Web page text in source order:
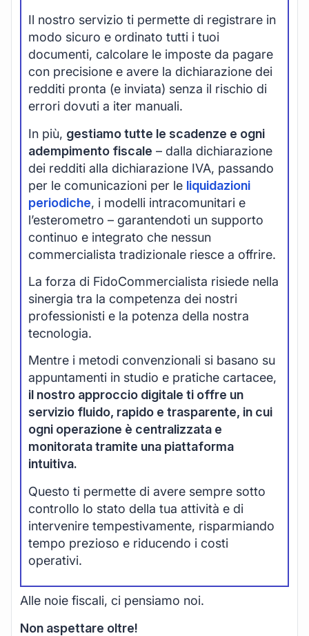
Il nostro servizio ti permette di registrare in
modo sicuro e ordinato tutti i tuoi
documenti, calcolare le imposte da pagare
con precisione e avere la dichiarazione dei
redditi pronta (e inviata) senza il rischio di
errori dovuti a iter manuali.
In più, gestiamo tutte le scadenze e ogni
adempimento fiscale – dalla dichiarazione
dei redditi alla dichiarazione IVA, passando
per le comunicazioni per le liquidazioni
periodiche, i modelli intracomunitari e
l’esterometro – garantendoti un supporto
continuo e integrato che nessun
commercialista tradizionale riesce a offrire.
La forza di FidoCommercialista risiede nella
sinergia tra la competenza dei nostri
professionisti e la potenza della nostra
tecnologia.
Mentre i metodi convenzionali si basano su
appuntamenti in studio e pratiche cartacee,
il nostro approccio digitale ti offre un
servizio fluido, rapido e trasparente, in cui
ogni operazione è centralizzata e
monitorata tramite una piattaforma
intuitiva.
Questo ti permette di avere sempre sotto
controllo lo stato della tua attività e di
intervenire tempestivamente, risparmiando
tempo prezioso e riducendo i costi
operativi.
Alle noie fiscali, ci pensiamo noi.
Non aspettare oltre!